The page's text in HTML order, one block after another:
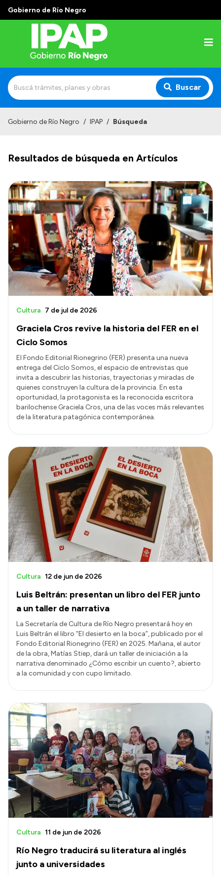
Gobierno de Río Negro
Buscar
El IPAP
Autoridades
Alumnos
Docentes y Capacitadores
Delegaciones
Normativa
Accesos directos
SIU GUARANÍ
TECNICATURAS
CAPACITACIONES
Gobierno de Río Negro / IPAP / Búsqueda
Resultados de búsqueda en Artículos
Graciela Cros revive la historia del FER en el
Ciclo Somos
Cultura 7 de jul de 2026
El Fondo Editorial Rionegrino (FER) presenta una nueva
entrega del Ciclo Somos, el espacio de entrevistas que
invita a descubrir las historias, trayectorias y miradas de
quienes construyen la cultura de la provincia. En esta
oportunidad, la protagonista es la reconocida escritora
barilochense Graciela Cros, una de las voces más relevantes
de la literatura patagónica contemporánea.
Luis Beltrán: presentan un libro del FER junto
a un taller de narrativa
Cultura 12 de jun de 2026
La Secretaría de Cultura de Río Negro presentará hoy en
Luis Beltrán el libro “El desierto en la boca”, publicado por el
Fondo Editorial Rionegrino (FER) en 2025. Mañana, el autor
de la obra, Matías Stiep, dará un taller de iniciación a la
narrativa denominado ¿Cómo escribir un cuento?, abierto
a la comunidad y con cupo limitado.
Río Negro traducirá su literatura al inglés
junto a universidades
Cultura 11 de jun de 2026